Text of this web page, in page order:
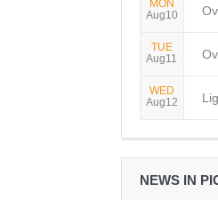
MON
Aug10
TUE
Aug11
WED
Aug12
NEWS IN